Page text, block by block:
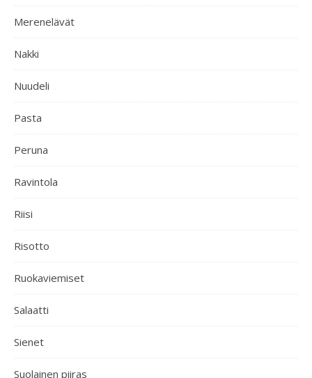
Merenelävät
Nakki
Nuudeli
Pasta
Peruna
Ravintola
Riisi
Risotto
Ruokaviemiset
Salaatti
Sienet
Suolainen piiras